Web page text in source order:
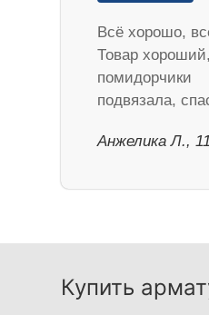
Всё хорошо,
Товар хороший,
помидорчики
подвязала,
Анжелика Л.,
Купить